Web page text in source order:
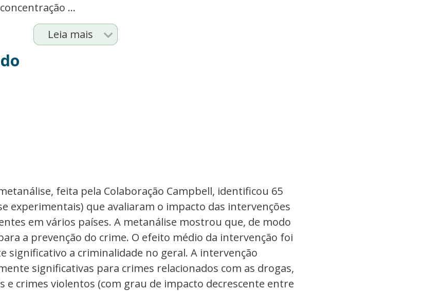
...
Leia mais
feita pela Colaboração Campbell, identificou 65
experimentais) que avaliaram o impacto das intervenções
em vários países. A metanálise mostrou que, de modo
a prevenção do crime. O efeito médio da intervenção foi
significativo a criminalidade no geral. A intervenção
significativas para crimes relacionados com as drogas,
e crimes violentos (com grau de impacto decrescente entre